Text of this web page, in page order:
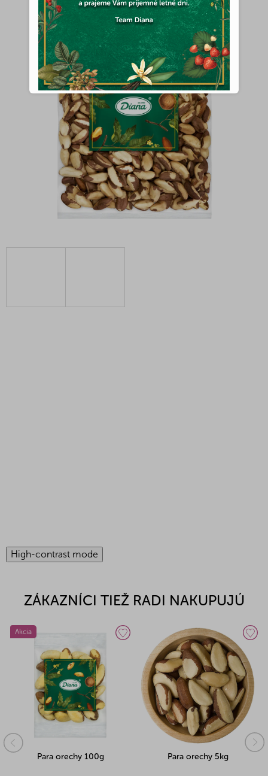
High-contrast mode
ZÁKAZNÍCI TIEŽ RADI NAKUPUJÚ
Akcia
Para orechy 100g Para orechy 5kg